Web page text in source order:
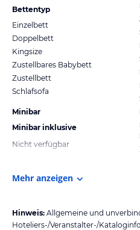
Bettentyp
Einzelbett
Doppelbett
Kingsize
Zustellbares Babybett
Zustellbett
Schlafsofa
Minibar
Minibar inklusive
Nicht verfügbar
Mehr anzeigen
Hinweis: Allgemeine und
Hoteliers-/Veranstalter-/